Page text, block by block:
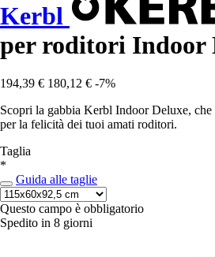
Kerbl
per roditori Indoor
194,39 € 180,12 € -7%
Scopri la gabbia Kerbl Indoor Deluxe,
per la felicità dei tuoi amati roditori.
Taglia
*
Guida alle taglie
Questo campo è obbligatorio
Spedito in 8 giorni